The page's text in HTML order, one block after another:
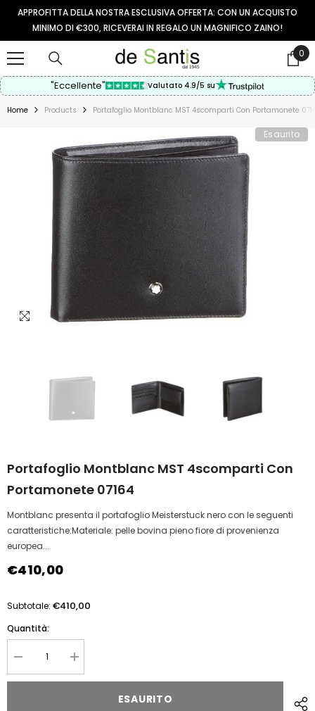
VAI AL CONTENUTO
APPROFITTA DELLA NOSTRA ESCLUSIVA OFFERTA: CON UN ACQUISTO
MINIMO DI €300, RICEVERAI IN REGALO UN MAGNIFICO ZAINO!
0
0
"Eccellente" Valutato 4.9/5 su
Home Products Portafoglio Montblanc MST 4scomparti Con Portamonete
Esaurito
Portafoglio Montblanc MST 4scomparti Con
Portamonete 07164
Montblanc presenta il portafoglio Meisterstuck nero con le seguenti
caratteristiche:Materiale: pelle bovina pieno fiore di provenienza
europea...
€410,00
Subtotale: €410,00
Quantità:
Diminuire
la
quantità
Aumentare
la
quantità
ESAURITO